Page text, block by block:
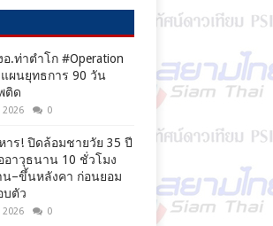
.ท่าตำโก #Operation
แผนยุทธการ 90 วัน
ติด
0
าร! ปิดล้อมชายวัย 35 ปี
อาวุธนาน 10 ชั่วโมง
น–ขึ้นหลังคา ก่อนยอม
บตัว
0